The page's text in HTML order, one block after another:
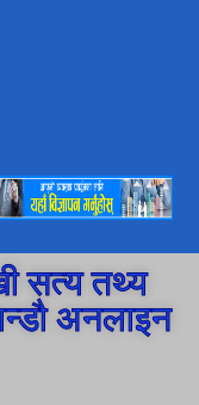
सत्य तथ्य
अनलाइन